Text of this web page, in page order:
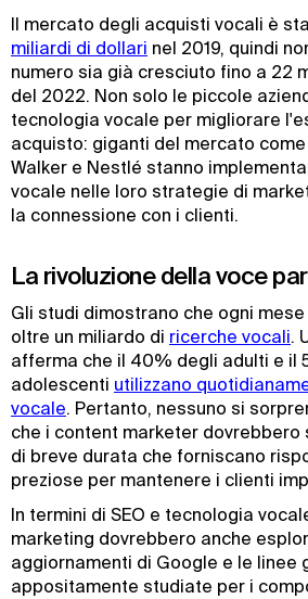
Il mercato degli acquisti vocali è
miliardi di dollari nel 2019, quindi
numero sia già cresciuto fino a 22
del 2022. Non solo le piccole
tecnologia vocale per migliorare
acquisto: giganti del mercato come
Walker e Nestlé stanno
vocale nelle loro strategie di
la connessione con i clienti.
La rivoluzione della voce
Gli studi dimostrano che ogni
oltre un miliardo di ricerche vocali.
afferma che il 40% degli adulti e il
adolescenti utilizzano
vocale. Pertanto, nessuno si
che i content marketer dovrebbero
di breve durata che forniscano
preziose per mantenere i clienti
In termini di SEO e tecnologia
marketing dovrebbero anche
aggiornamenti di Google e le linee
appositamente studiate per i